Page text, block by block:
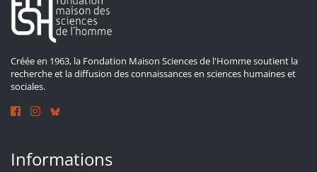
Créée en 1963, la Fondation Maison Sciences de l'Homme soutient la
recherche et la diffusion des connaissances en sciences humaines et
sociales.
Informations